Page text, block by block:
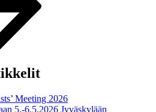
Meeting 2026
5.-6.5.2026 Jyväskylään